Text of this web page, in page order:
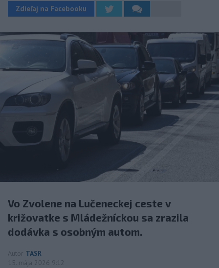
Zdieľaj na Facebooku
Vo Zvolene na Lučeneckej ceste v
križovatke s Mládežníckou sa zrazila
dodávka s osobným autom.
Autor TASR
15. mája 2026 9:12